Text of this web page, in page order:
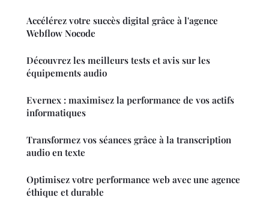
Accélérez votre succès digital grâce à l'agence
Webflow Nocode
Découvrez les meilleurs tests et avis sur les
équipements audio
Evernex : maximisez la performance de vos actifs
informatiques
Transformez vos séances grâce à la transcription
audio en texte
Optimisez votre performance web avec une agence
éthique et durable